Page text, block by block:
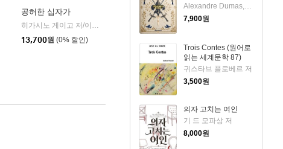
Alexandre Dumas,Auguste Maquet 저
7,900원
Trois Contes (원어로
읽는 세계문학 87)
귀스타브 플로베르 저
3,500원
의자 고치는 여인
기 드 모파상 저
8,000원
공허한 십자가
자음과모음
13,700원 (0% 할인)